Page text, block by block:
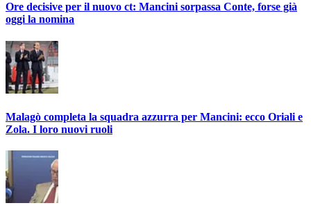
Ore decisive per il nuovo ct: Mancini sorpassa Conte, forse già
oggi la nomina
Malagò completa la squadra azzurra per Mancini: ecco Oriali e
Zola. I loro nuovi ruoli